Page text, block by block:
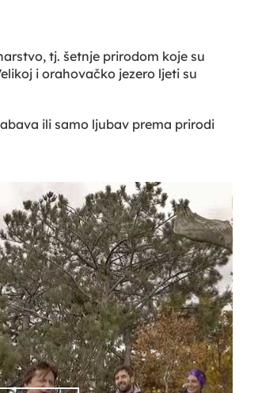
tj. šetnje prirodom koje su
i orahovačko jezero ljeti su
ili samo ljubav prema prirodi